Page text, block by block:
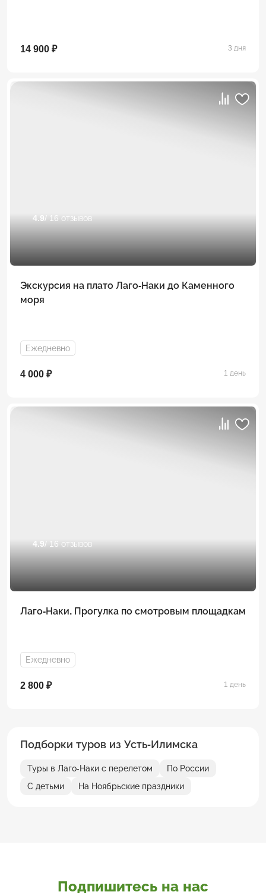
14 900 ₽ 3 дня
4.9/ 16 отзывов
Экскурсия на плато Лаго-Наки до Каменного
моря
Ежедневно
4 000 ₽ 1 день
4.9 / 16 отзывов
Лаго-Наки. Прогулка по смотровым площадкам
Ежедневно
2 800 ₽ 1 день
Подборки туров из Усть-Илимска
Туры в Лаго-Наки с перелетом
По России
С детьми
На Ноябрьские праздники
Подпишитесь на нас